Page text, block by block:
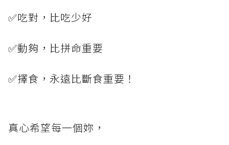
✅吃對，比吃少好
✅動夠，比拼命重要
✅擇食，永遠比斷食重要！
真心希望每一個妳，